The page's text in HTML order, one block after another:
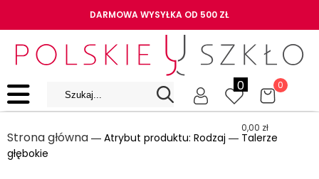
DARMOWA WYSYŁKA OD 500 ZŁ
0 0
0,00 zł
Strona główna ― Atrybut produktu: Rodzaj ― Talerze
głębokie